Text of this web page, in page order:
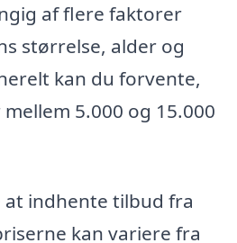
af flere faktorer
størrelse, alder og
kan du forvente,
5.000 og 15.000
at indhente tilbud fra
kan variere fra